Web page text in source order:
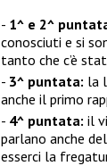
1^ e 2^
conosciuti e si
tanto che c’è
3^ puntata: la
anche il primo
4^ puntata: il
parlano anche
esserci la